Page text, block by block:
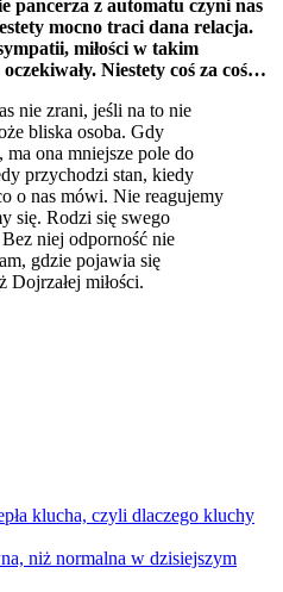
pancerza z automatu czyni nas
mocno traci dana relacja.
miłości w takim
Niestety coś za coś…
nie zrani, jeśli na to nie
bliska osoba. Gdy
ma ona mniejsze pole do
przychodzi stan, kiedy
o nas mówi. Nie reagujemy
się. Rodzi się swego
Bez niej odporność nie
gdzie pojawia się
Dojrzałej miłości.
klucha, czyli dlaczego kluchy
niż normalna w dzisiejszym